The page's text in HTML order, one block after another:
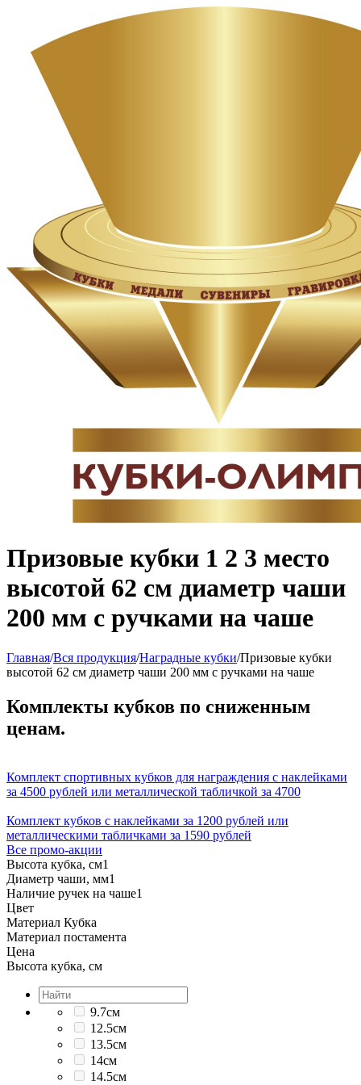
Призовые кубки 1 2 3 место
высотой 62 см диаметр чаши
200 мм с ручками на чаше
Главная/Вся продукция/Наградные кубки/Призовые кубки
высотой 62 см диаметр чаши 200 мм с ручками на чаше
Комплекты кубков по сниженным
ценам.
Комплект спортивных кубков для награждения с наклейками
за 4500 рублей или металлической табличкой за 4700
Комплект кубков с наклейками за 1200 рублей или
металлическими табличками за 1590 рублей
Все промо-акции
Высота кубка, см1
Диаметр чаши, мм1
Наличие ручек на чаше1
Цвет
Материал Кубка
Материал постамента
Цена
Высота кубка, см
9.7см
12.5см
13.5см
14см
14.5см